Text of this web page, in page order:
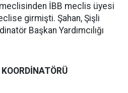
İBB meclis üyesi
girmişti. Şahan, Şişli
Başkan Yardımcılığı